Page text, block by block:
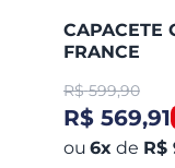
CAPACETE
FRANCE
R$ 599,90
R$ 569,91
6x de R$